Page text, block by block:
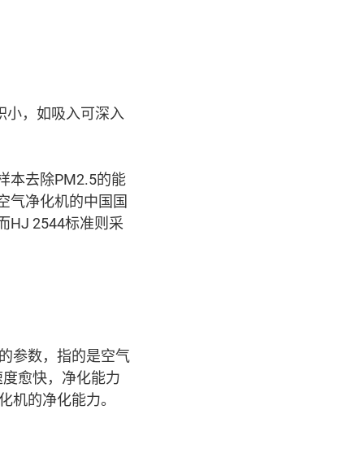
小，如吸入可深入
本去除PM2.5的能
气净化机的中国国
HJ 2544标准则采
参数，指的是空气
愈快，净化能力
机的净化能力。